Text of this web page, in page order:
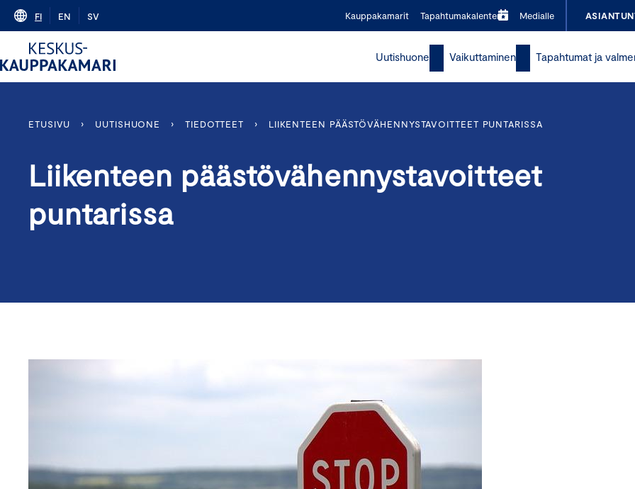
Skip
content
FI EN SV Kauppakamarit Tapahtumakalenteri Medialle
Uutishuone Vaikuttaminen Tapahtumat ja
ETUSIVU › UUTISHUONE › TIEDOTTEET › LIIKENTEEN PÄÄSTÖVÄHENNYSTAVOITTEET PUNTARISSA
Liikenteen päästövähennystavoitteet
puntarissa